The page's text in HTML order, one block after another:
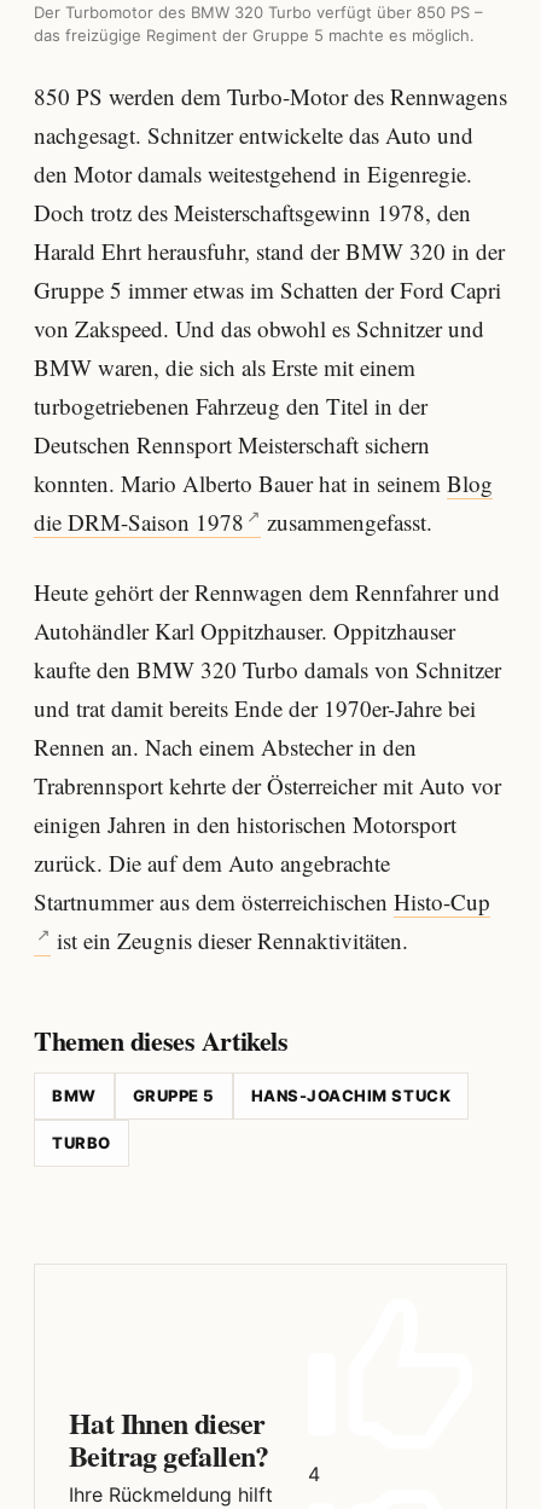
Der Turbomotor des BMW 320 Turbo verfügt über 850 PS –
das freizügige Regiment der Gruppe 5 machte es möglich.
850 PS werden dem Turbo-Motor des Rennwagens
nachgesagt. Schnitzer entwickelte das Auto und
den Motor damals weitestgehend in Eigenregie.
Doch trotz des Meisterschaftsgewinn 1978, den
Harald Ehrt herausfuhr, stand der BMW 320 in der
Gruppe 5 immer etwas im Schatten der Ford Capri
von Zakspeed. Und das obwohl es Schnitzer und
BMW waren, die sich als Erste mit einem
turbogetriebenen Fahrzeug den Titel in der
Deutschen Rennsport Meisterschaft sichern
konnten. Mario Alberto Bauer hat in seinem Blog
die DRM-Saison 1978
zusammengefasst.
Heute gehört der Rennwagen dem Rennfahrer und
Autohändler Karl Oppitzhauser. Oppitzhauser
kaufte den BMW 320 Turbo damals von Schnitzer
und trat damit bereits Ende der 1970er-Jahre bei
Rennen an. Nach einem Abstecher in den
Trabrennsport kehrte der Österreicher mit Auto vor
einigen Jahren in den historischen Motorsport
zurück. Die auf dem Auto angebrachte
Startnummer aus dem österreichischen Histo-Cup
ist ein Zeugnis dieser Rennaktivitäten.
Themen dieses Artikels
BMW GRUPPE 5 HANS-JOACHIM STUCK
TURBO
Hat Ihnen dieser
Beitrag gefallen?
Ihre Rückmeldung hilft
4